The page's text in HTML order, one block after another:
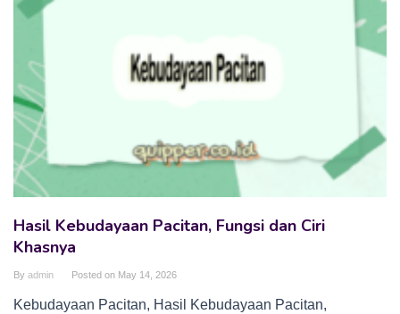
Hasil Kebudayaan Pacitan, Fungsi dan Ciri
Khasnya
By admin Posted on May 14, 2026
Kebudayaan Pacitan, Hasil Kebudayaan Pacitan,